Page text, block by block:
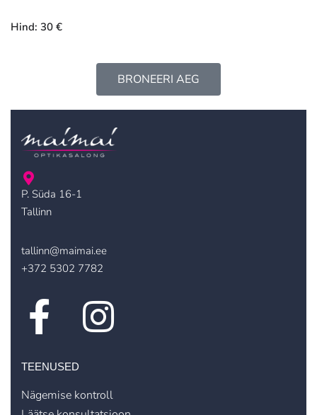
Hind: 30 €
BRONEERI AEG
P. Süda 16-1
Tallinn
tallinn@maimai.ee
+372 5302 7782
TEENUSED
Nägemise kontroll